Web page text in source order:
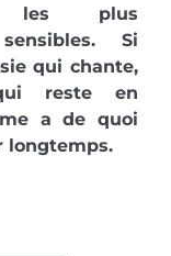
les plus
Si
qui chante,
reste en
a de quoi
longtemps.